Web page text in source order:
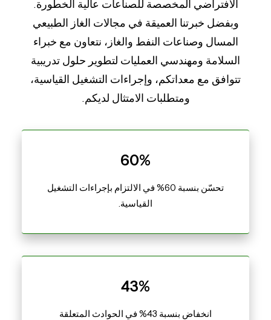
الافتراضي المخصصة للصناعات عالية الخطورة.
وبفضل خبرتنا العميقة في مجالات الغاز الطبيعي
المسال وصناعات النفط والغاز، نتعاون مع خبراء
السلامة ومهندسي العمليات لتطوير حلول تدريبية
تتوافق مع معداتكم، وإجراءات التشغيل القياسية،
ومتطلبات الامتثال لديكم.
60%
تحسّن بنسبة 60% في الالتزام بإجراءات التشغيل
القياسية.
43%
انخفاض بنسبة 43% في الحوادث المتعلقة